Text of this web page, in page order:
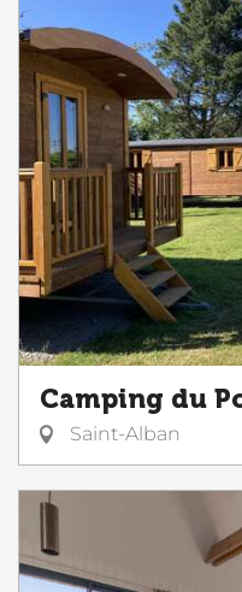
Camping du
Saint-Alban